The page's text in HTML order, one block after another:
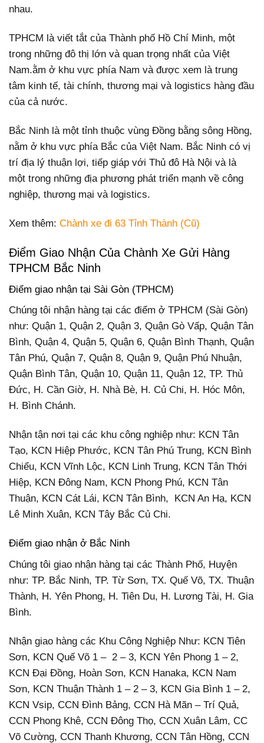
nhau.
TPHCM là viết tắt của Thành phố Hồ Chí Minh, một
trong những đô thị lớn và quan trọng nhất của Việt
Nam.ằm ở khu vực phía Nam và được xem là trung
tâm kinh tế, tài chính, thương mại và logistics hàng đầu
của cả nước.
Bắc Ninh là một tỉnh thuộc vùng Đồng bằng sông Hồng,
nằm ở khu vực phía Bắc của Việt Nam. Bắc Ninh có vị
trí địa lý thuận lợi, tiếp giáp với Thủ đô Hà Nội và là
một trong những địa phương phát triển mạnh về công
nghiệp, thương mại và logistics.
Xem thêm: Chành xe đi 63 Tỉnh Thành (Cũ)
Điểm Giao Nhận Của Chành Xe Gửi Hàng
TPHCM Bắc Ninh
Điểm giao nhận tại Sài Gòn (TPHCM)
Chúng tôi nhận hàng tại các điểm ở TPHCM (Sài Gòn)
như: Quận 1, Quận 2, Quận 3, Quận Gò Vấp, Quận Tân
Bình, Quận 4, Quận 5, Quận 6, Quận Bình Thạnh, Quận
Tân Phú, Quận 7, Quận 8, Quận 9, Quận Phú Nhuận,
Quận Bình Tân, Quận 10, Quận 11, Quận 12, TP. Thủ
Đức, H. Cần Giờ, H. Nhà Bè, H. Củ Chi, H. Hóc Môn,
H. Bình Chánh.
Nhận tận nơi tại các khu công nghiệp như: KCN Tân
Tạo, KCN Hiệp Phước, KCN Tân Phú Trung, KCN Bình
Chiểu, KCN Vĩnh Lộc, KCN Linh Trung, KCN Tân Thới
Hiệp, KCN Đông Nam, KCN Phong Phú, KCN Tân
Thuận, KCN Cát Lái, KCN Tân Bình, KCN An Hạ, KCN
Lê Minh Xuân, KCN Tây Bắc Củ Chi.
Điểm giao nhận ở Bắc Ninh
Chúng tôi giao nhận hàng tại các Thành Phố, Huyện
như: TP. Bắc Ninh, TP. Từ Sơn, TX. Quế Võ, TX. Thuận
Thành, H. Yên Phong, H. Tiên Du, H. Lương Tài, H. Gia
Bình.
Nhận giao hàng các Khu Công Nghiệp Như: KCN Tiên
Sơn, KCN Quế Võ 1 – 2 – 3, KCN Yên Phong 1 – 2,
KCN Đại Đồng, Hoàn Sơn, KCN Hanaka, KCN Nam
Sơn, KCN Thuận Thành 1 – 2 – 3, KCN Gia Bình 1 – 2,
KCN Vsip, CCN Đình Bảng, CCN Hà Mãn – Trí Quả,
CCN Phong Khê, CCN Đông Thọ, CCN Xuân Lâm, CC
Võ Cường, CCN Thanh Khương, CCN Tân Hồng, CCN